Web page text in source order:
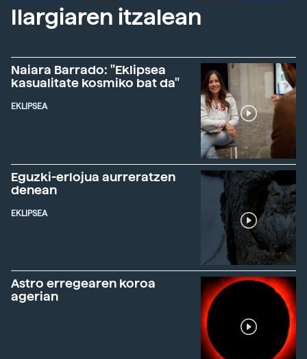
Ilargiaren itzalean
Naiara Barrado: "Eklipsea
kasualitate kosmiko bat da"
EKLIPSEA
Eguzki-erlojua aurreratzen
denean
EKLIPSEA
Astro erregearen koroa
agerian